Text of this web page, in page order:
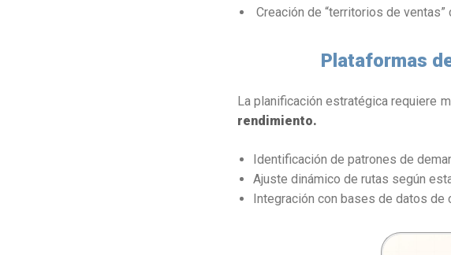
Creación de “territorios de
Plataformas
La planificación estratégica requiere
rendimiento.
Identificación de patrones de
Ajuste dinámico de rutas según
Integración con bases de datos de